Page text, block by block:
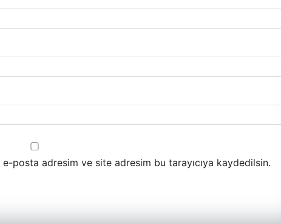
e-posta adresim ve site adresim bu tarayıcıya kaydedilsin.